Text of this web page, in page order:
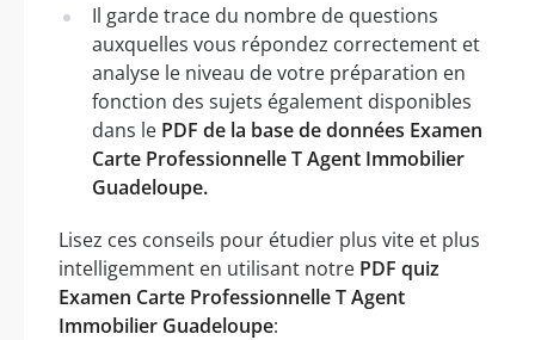
Il garde trace du nombre de questions
auxquelles vous répondez correctement et
analyse le niveau de votre préparation en
fonction des sujets également disponibles
dans le PDF de la base de données Examen
Carte Professionnelle T Agent Immobilier
Guadeloupe.
Lisez ces conseils pour étudier plus vite et plus
intelligemment en utilisant notre PDF quiz
Examen Carte Professionnelle T Agent
Immobilier Guadeloupe: